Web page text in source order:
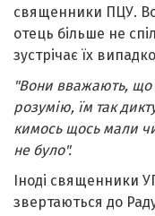
священники ПЦУ.
отець більше не
зустрічає їх
"Вони вважають, що
розумію, їм так
кимось щось мали
не було".
Іноді священники
звертаються до